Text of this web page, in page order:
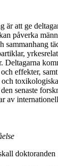
är att ge
påverka
sammanhang
Deltagarna
effekter,
och
senaste
av
doktoranden